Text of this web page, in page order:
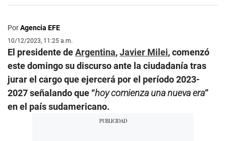
PorAgencia EFE
10/12/2023, 11:25 a.m.
El presidente deArgentina,Javier Milei, comenzó
este domingo su discurso ante la ciudadanía tras
jurar el cargo que ejercerá por el período 2023-
2027 señalando que “hoy comienza una nueva era”
en el país sudamericano.